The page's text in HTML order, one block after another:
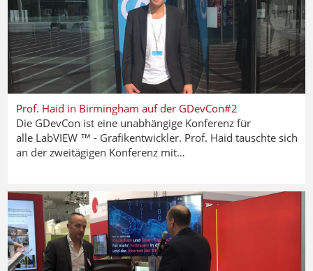
Prof. Haid in Birmingham auf der GDevCon#2
Die GDevCon ist eine unabhängige Konferenz für
alle LabVIEW ™ - Grafikentwickler. Prof. Haid tauschte sich
an der zweitägigen Konferenz mit…